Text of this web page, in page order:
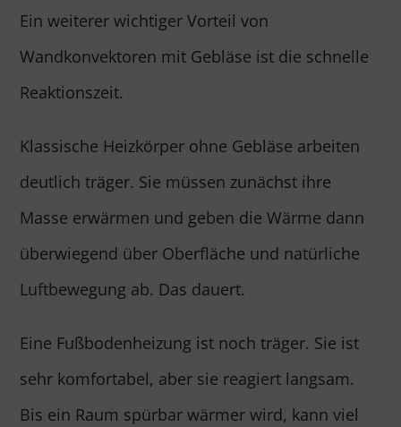
Ein weiterer wichtiger Vorteil von
Wandkonvektoren mit Gebläse ist die schnelle
Reaktionszeit.
Klassische Heizkörper ohne Gebläse arbeiten
deutlich träger. Sie müssen zunächst ihre
Masse erwärmen und geben die Wärme dann
überwiegend über Oberfläche und natürliche
Luftbewegung ab. Das dauert.
Eine Fußbodenheizung ist noch träger. Sie ist
sehr komfortabel, aber sie reagiert langsam.
Bis ein Raum spürbar wärmer wird, kann viel